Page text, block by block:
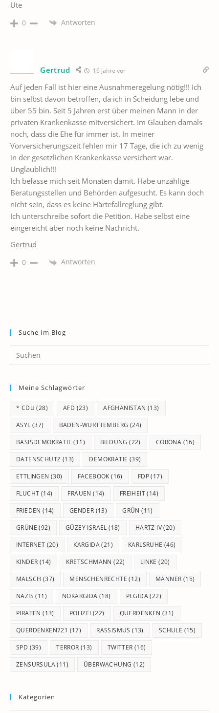
Ute
0 Antworten
Gertrud 16 Jahre vor
Auf jeden Fall ist hier eine Ausnahmeregelung nötig!!! Ich
bin selbst davon betroffen, da ich in Scheidung lebe und
über 55 bin. Seit 5 Jahren erst über meinen Mann in der
privaten Krankenkasse mitversichert. Im Glauben damals
noch, dass die Ehe für immer ist. In meiner
Vorversicherungszeit fehlen mir 17 Tage, die ich zu wenig
in der gesetzlichen Krankenkasse versichert war.
Unglaublich!!!
Ich befasse mich seit Monaten damit. Habe unzählige
Beratungsstellen und Behörden aufgesucht. Es kann doch
nicht sein, dass es keine Härtefallreglung gibt.
Ich unterschreibe sofort die Petition. Habe selbst eine
eingereicht aber noch keine Nachricht.
Gertrud
0 Antworten
Suche Im Blog
Meine Schlagwörter
* CDU (28) AFD (23) AFGHANISTAN (13)
ASYL (37) BADEN-WÜRTTEMBERG (24)
BASISDEMOKRATIE (11) BILDUNG (22) CORONA (16)
DATENSCHUTZ (13) DEMOKRATIE (39)
ETTLINGEN (30) FACEBOOK (16) FDP(17)
FLUCHT (14) FRAUEN (14) FREIHEIT(14)
FRIEDEN (14) GENDER (13) GRÜN (11)
GRÜNE (92) GÜZEY ISRAEL (18) HARTZ IV(20)
INTERNET (20) KARGIDA(21) KARLSRUHE (46)
KINDER (14) KRETSCHMANN (22) LINKE (20)
MALSCH (37) MENSCHENRECHTE (12) MÄNNER (15)
NAZIS (11) NOKARGIDA (18) PEGIDA(22)
PIRATEN (13) POLIZEI (22) QUERDENKEN (31)
QUERDENKEN721 (17) RASSISMUS (13) SCHULE (15)
SPD (39) TERROR (13) TWITTER (16)
ZENSURSULA(11) ÜBERWACHUNG (12)
Kategorien